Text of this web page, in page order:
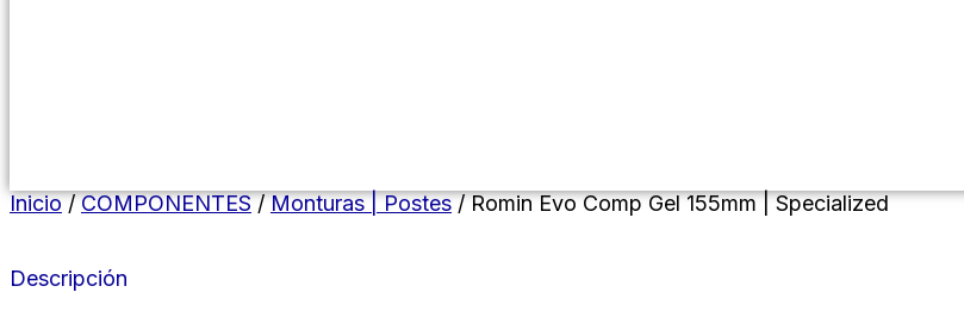
Inicio/COMPONENTES/Monturas | Postes/ Romin Evo Comp Gel 155mm | Specialized
Descripción